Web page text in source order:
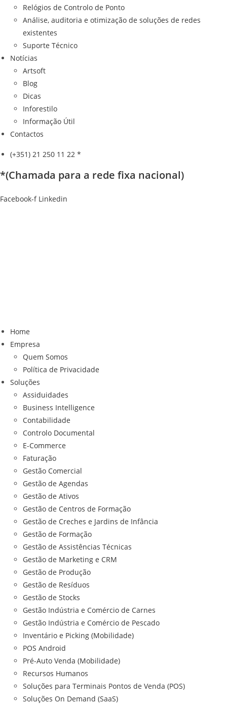
Relógios de Controlo de Ponto
Análise, auditoria e otimização de soluções de redes
existentes
Suporte Técnico
Notícias
Artsoft
Blog
Dicas
Inforestilo
Informação Útil
Contactos
(+351) 21 250 11 22 *
*(Chamada para a rede fixa nacional)
Facebook-f Linkedin
Home
Empresa
Quem Somos
Política de Privacidade
Soluções
Assiduidades
Business Intelligence
Contabilidade
Controlo Documental
E-Commerce
Faturação
Gestão Comercial
Gestão de Agendas
Gestão de Ativos
Gestão de Centros de Formação
Gestão de Creches e Jardins de Infância
Gestão de Formação
Gestão de Assistências Técnicas
Gestão de Marketing e CRM
Gestão de Produção
Gestão de Resíduos
Gestão de Stocks
Gestão Indústria e Comércio de Carnes
Gestão Indústria e Comércio de Pescado
Inventário e Picking (Mobilidade)
POS Android
Pré-Auto Venda (Mobilidade)
Recursos Humanos
Soluções para Terminais Pontos de Venda (POS)
Soluções On Demand (SaaS)